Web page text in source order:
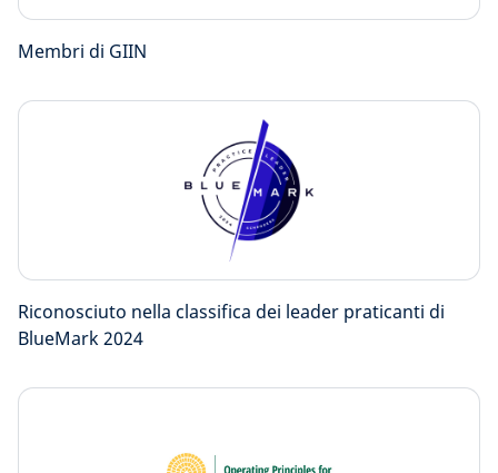
Membri di GIIN
Riconosciuto nella classifica dei leader praticanti di
BlueMark 2024